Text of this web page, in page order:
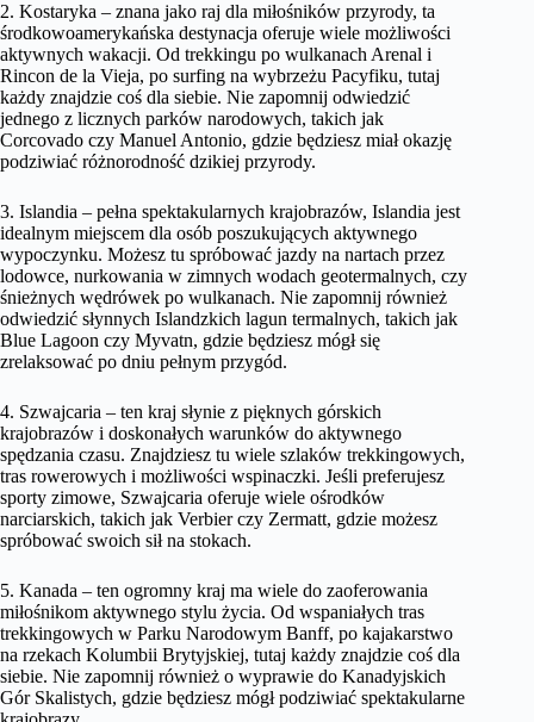
2. Kostaryka – znana jako raj dla miłośników przyrody, ta
środkowoamerykańska destynacja oferuje wiele możliwości
aktywnych wakacji. Od trekkingu po wulkanach Arenal i
Rincon de la Vieja, po surfing na wybrzeżu Pacyfiku, tutaj
każdy znajdzie coś dla siebie. Nie zapomnij odwiedzić
jednego z licznych parków narodowych, takich jak
Corcovado czy Manuel Antonio, gdzie będziesz miał okazję
podziwiać różnorodność dzikiej przyrody.
3. Islandia – pełna spektakularnych krajobrazów, Islandia jest
idealnym miejscem dla osób poszukujących aktywnego
wypoczynku. Możesz tu spróbować jazdy na nartach przez
lodowce, nurkowania w zimnych wodach geotermalnych, czy
śnieżnych wędrówek po wulkanach. Nie zapomnij również
odwiedzić słynnych Islandzkich lagun termalnych, takich jak
Blue Lagoon czy Myvatn, gdzie będziesz mógł się
zrelaksować po dniu pełnym przygód.
4. Szwajcaria – ten kraj słynie z pięknych górskich
krajobrazów i doskonałych warunków do aktywnego
spędzania czasu. Znajdziesz tu wiele szlaków trekkingowych,
tras rowerowych i możliwości wspinaczki. Jeśli preferujesz
sporty zimowe, Szwajcaria oferuje wiele ośrodków
narciarskich, takich jak Verbier czy Zermatt, gdzie możesz
spróbować swoich sił na stokach.
5. Kanada – ten ogromny kraj ma wiele do zaoferowania
miłośnikom aktywnego stylu życia. Od wspaniałych tras
trekkingowych w Parku Narodowym Banff, po kajakarstwo
na rzekach Kolumbii Brytyjskiej, tutaj każdy znajdzie coś dla
siebie. Nie zapomnij również o wyprawie do Kanadyjskich
Gór Skalistych, gdzie będziesz mógł podziwiać spektakularne